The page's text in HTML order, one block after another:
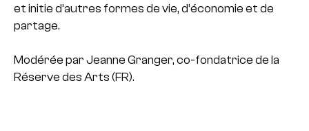
et initie d’autres formes de vie, d’économie et de
partage.
Modérée par Jeanne Granger, co-fondatrice de la
Réserve des Arts (FR).